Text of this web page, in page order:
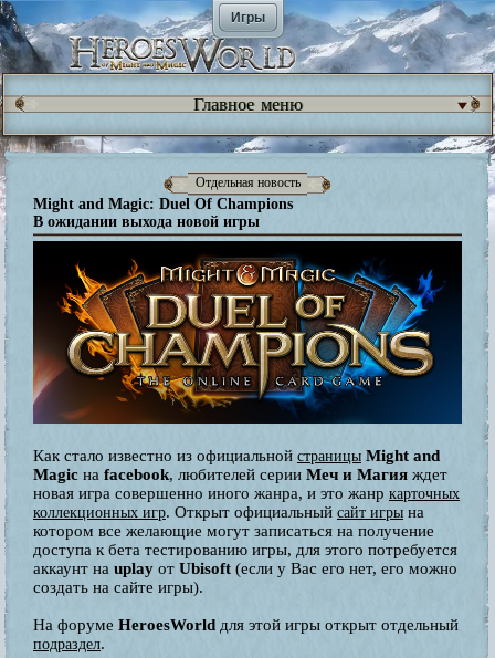
Игры
Главное меню
Отдельная новость
Might and Magic: Duel Of Champions
В ожидании выхода новой игры
Как стало известно из официальной страницы Might and
Magic на facebook, любителей серии Меч и Магия ждет
новая игра совершенно иного жанра, и это жанр карточных
коллекционных игр. Открыт официальный сайт игры на
котором все желающие могут записаться на получение
доступа к бета тестированию игры, для этого потребуется
аккаунт на uplay от Ubisoft (если у Вас его нет, его можно
создать на сайте игры).
На форуме HeroesWorld для этой игры открыт отдельный
подраздел.